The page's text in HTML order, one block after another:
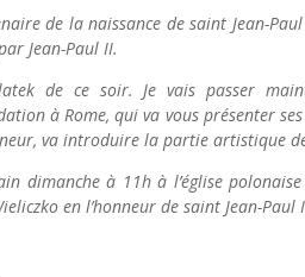
de la naissance de saint Jean-
Jean-Paul II.
de ce soir. Je vais passer
à Rome, qui va vous présenter
va introduire la partie artistique
dimanche à 11h à l’église
en l’honneur de saint Jean-Paul